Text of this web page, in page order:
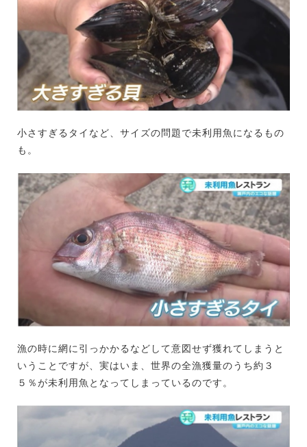
小さすぎるタイなど、サイズの問題で未利用魚になるもの
も。
漁の時に網に引っかかるなどして意図せず獲れてしまうと
いうことですが、実はいま、世界の全漁獲量のうち約３
５％が未利用魚となってしまっているのです。